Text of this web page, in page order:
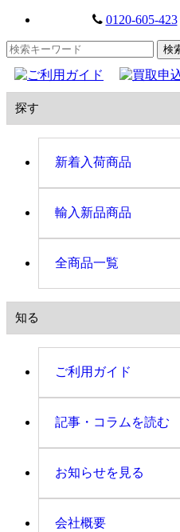
0120-605-423
探す
新着入荷商品
輸入新品商品
全商品一覧
知る
ご利用ガイド
記事・コラムを読む
お知らせを見る
会社概要